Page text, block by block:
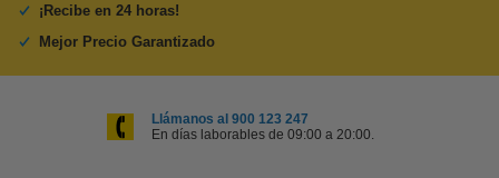
¡Recibe en 24 horas!
Mejor Precio Garantizado
Llámanos al 900 123 247
En días laborables de 09:00 a 20:00.